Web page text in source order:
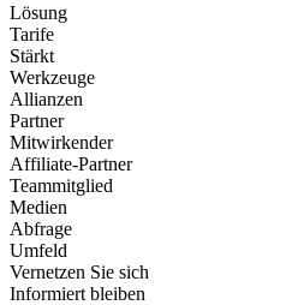
Lösung
Tarife
Stärkt
Werkzeuge
Allianzen
Partner
Mitwirkender
Affiliate-Partner
Teammitglied
Medien
Abfrage
Umfeld
Vernetzen Sie sich
Informiert bleiben